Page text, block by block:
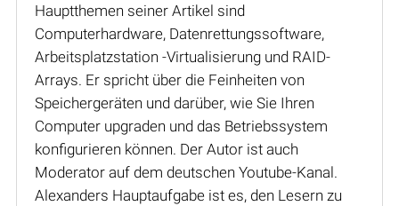
Hauptthemen seiner Artikel sind
Computerhardware, Datenrettungssoftware,
Arbeitsplatzstation -Virtualisierung und RAID-
Arrays. Er spricht über die Feinheiten von
Speichergeräten und darüber, wie Sie Ihren
Computer upgraden und das Betriebssystem
konfigurieren können. Der Autor ist auch
Moderator auf dem deutschen Youtube-Kanal.
Alexanders Hauptaufgabe ist es, den Lesern zu